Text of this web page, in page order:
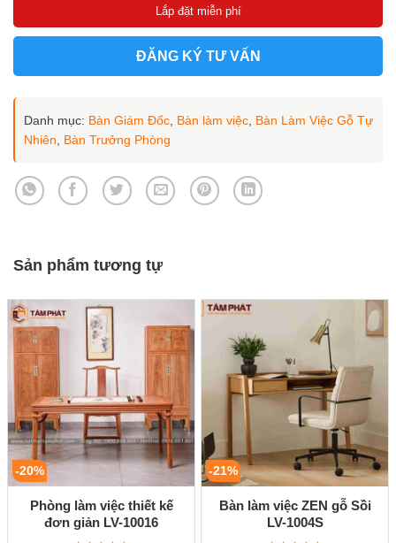
Lắp đặt miễn phí
ĐĂNG KÝ TƯ VẤN
Danh mục: Bàn Giám Đốc Bàn làm việc Bàn Làm Việc Gỗ Tự
Nhiên
Bàn Trưởng Phòng
Sản phẩm tương tự
-20%
Phòng làm việc thiết kế
đơn giản LV-10016
-21%
Bàn làm việc ZEN gỗ Sồi
LV-1004S